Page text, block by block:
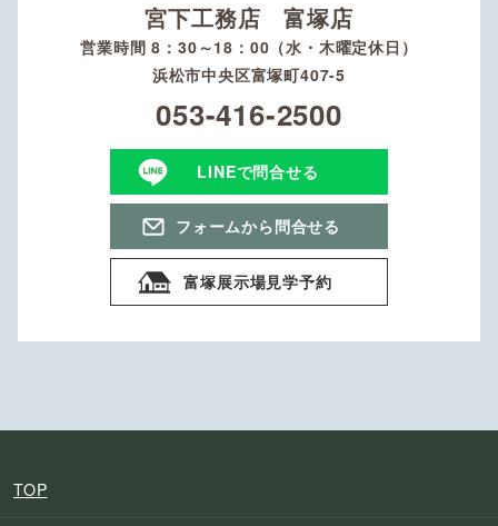
宮下工務店 富塚店
営業時間 8：30～18：00（水・木曜定休日）
浜松市中央区富塚町407-5
053-416-2500
LINEで問合せる
フォームから問合せる
富塚展示場見学予約
TOP